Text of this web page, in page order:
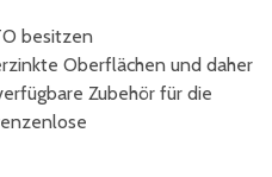
besitzen
Oberflächen und daher
Zubehör für die